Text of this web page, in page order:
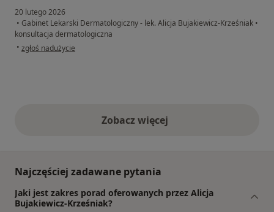
20 lutego 2026
• Gabinet Lekarski Dermatologiczny - lek. Alicja Bujakiewicz-Krześniak •
konsultacja dermatologiczna
• w opinii użytkownika OG
zgłoś nadużycie
Zobacz więcejopinie powyżej
Najczęściej zadawane pytania
Jaki jest zakres porad oferowanych przez Alicja
Bujakiewicz-Krześniak?